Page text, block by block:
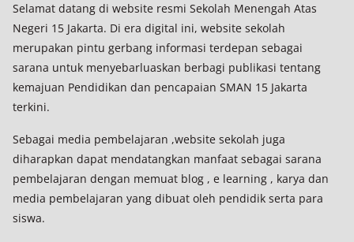
Selamat datang di website resmi Sekolah Menengah Atas
Negeri 15 Jakarta. Di era digital ini, website sekolah
merupakan pintu gerbang informasi terdepan sebagai
sarana untuk menyebarluaskan berbagi publikasi tentang
kemajuan Pendidikan dan pencapaian SMAN 15 Jakarta
terkini.
Sebagai media pembelajaran ,website sekolah juga
diharapkan dapat mendatangkan manfaat sebagai sarana
pembelajaran dengan memuat blog , e learning , karya dan
media pembelajaran yang dibuat oleh pendidik serta para
siswa.